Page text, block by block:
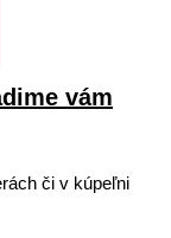
vám
či v kúpeľni